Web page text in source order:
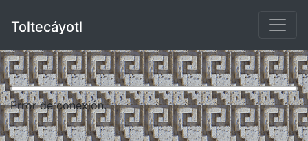
Toltecáyotl
Error de conexión.